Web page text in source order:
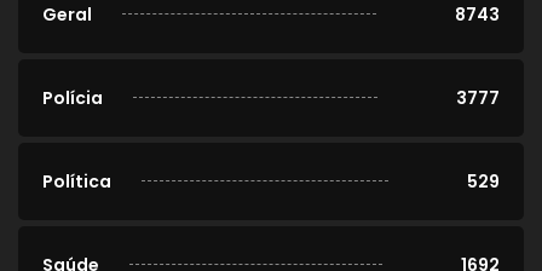
Geral 8743
Polícia 3777
Política 529
Saúde 1692